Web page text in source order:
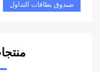
صندوق بطاقات التداول